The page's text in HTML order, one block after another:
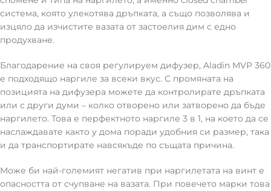
система, която улекотява дръпката, а също позволява и
изцяло да изчистите вазата от застоелия дим с едно
продухване.
Благодарение на своя регулируем дифузер, Aladin MVP 360
е подходящо наргиле за всеки вкус. С промяната на
позицията на дифузера можете да контролирате дръпката
или с други думи – колко отворено или затворено да бъде
наргилето. Това е перфектното наргиле 3 в 1, на което да се
наслаждавате както у дома поради удобния си размер, така
и да транспортирате навсякъде по същата причина.
Може би най-големият негатив при наргилетата на винт е
опасността от счупване на вазата. При повечето марки това